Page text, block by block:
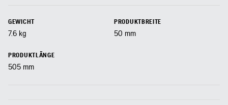
GEWICHT
7.6 kg
PRODUKTBREITE
50 mm
PRODUKTLÄNGE
505 mm